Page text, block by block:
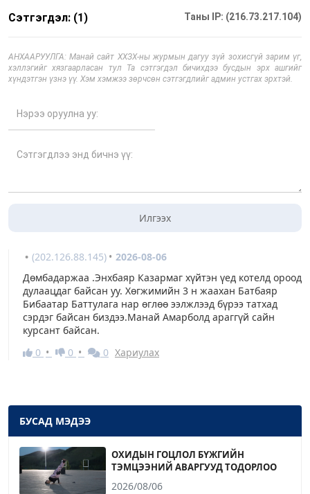
Сэтгэгдэл: (1) Таны IP: (216.73.217.104)
АНХААРУУЛГА: Манай сайт ХХЗХ-ны журмын дагуу зүй зохисгүй зарим үг,
хэллэгийг хязгаарласан тул Та сэтгэгдэл бичихдээ бусдын эрх ашгийг
хүндэтгэн үзнэ үү. Хэм хэмжээ зөрчсөн сэтгэгдлийг админ устгах эрхтэй.
Илгээх
(202.126.88.145)
2026-08-06
Дөмбадаржаа .Энхбаяр Казармаг хүйтэн үед котелд ороод
дулаацдаг байсан уу. Хөгжимийн 3 н жаахан Батбаяр
Бибаатар Баттулага нар өглөө ээлжлээд бүрээ татхад
сэрдэг байсан биздээ.Манай Амарболд араггүй сайн
курсант байсан.
0
0 0 Хариулах
БУСАД МЭДЭЭ
ОХИДЫН ГОЦЛОЛ БҮЖГИЙН
ТЭМЦЭЭНИЙ АВАРГУУД ТОДОРЛОО
2026/08/06